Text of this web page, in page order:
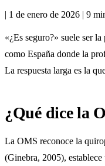
| 1 de enero de 2026 | 9
«¿Es seguro?» suele ser
como España donde la
La respuesta larga es la
¿Qué dice la
La OMS reconoce la
(Ginebra, 2005), establece